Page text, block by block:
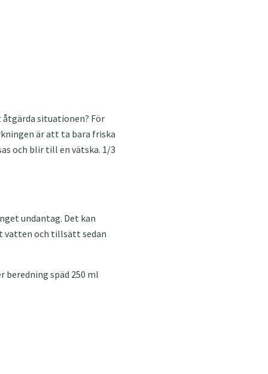
situationen? För
är att ta bara friska
och blir till en vätska. 1/3
undantag. Det kan
vatten och tillsätt sedan
beredning späd 250 ml